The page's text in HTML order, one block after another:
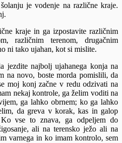
je vodenje na različne kraje.
kraje in ga izpostavite različnim
različnim terenom, drugačnim
ni tako ujahan, kot si mislite.
jezdite najbolj ujahanega konja na
na novo, boste morda pomislili, da
moj konj začne v redu odzivati na
nekaj kontrole, ga želim voditi na
ga lahko obrnem; ko ga lahko
da greva v korak, kas in galop
vse to znava, ga odpeljem do
ali na terensko ježo ali na
varnega in ko imam kontrolo, sem